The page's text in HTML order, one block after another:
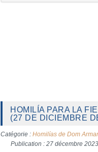
HOMILÍA PARA LA
(27 DE DICIEMBRE
Catégorie :Homilías de Dom
Publication : 27 décembre 2023